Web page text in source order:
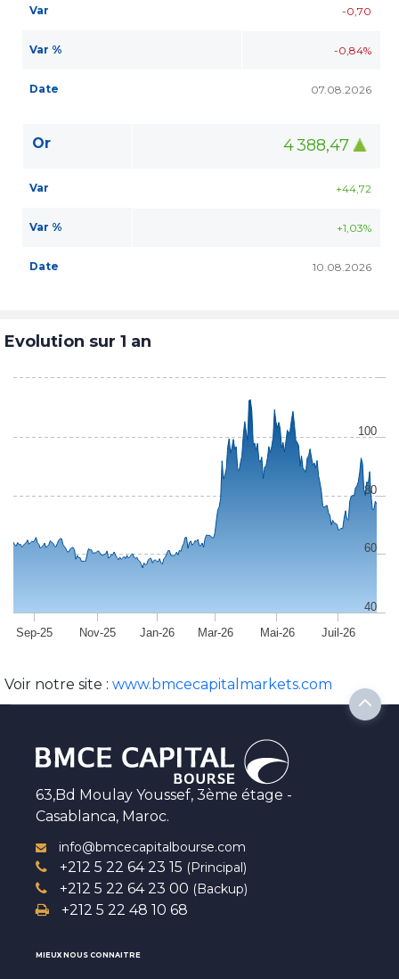
Var -0,70
Var % -0,84%
Date 07.08.2026
Or 4 388,47
Var +44,72
Var % +1,03%
Date 10.08.2026
Evolution sur 1 an
Sep-25 Nov-25 Jan-26 Mar-26 Mai-26 Juil-26
40
60
80
100
Voir notre site : www.bmcecapitalmarkets.com
63,Bd Moulay Youssef, 3ème étage -
Casablanca, Maroc.
info@bmcecapitalbourse.com
+212 5 22 64 23 15 (Principal)
+212 5 22 64 23 00 (Backup)
+212 5 22 48 10 68
MIEUX NOUS CONNAITRE